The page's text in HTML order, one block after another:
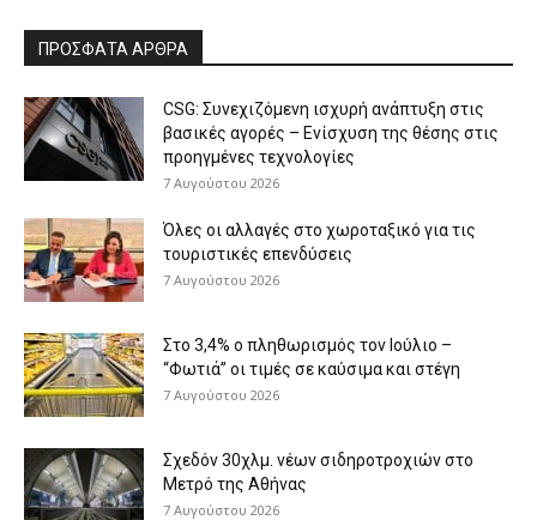
ΠΡΟΣΦΑΤΑ ΑΡΘΡΑ
CSG: Συνεχιζόμενη ισχυρή ανάπτυξη στις
βασικές αγορές – Ενίσχυση της θέσης στις
προηγμένες τεχνολογίες
7 Αυγούστου 2026
Όλες οι αλλαγές στο χωροταξικό για τις
τουριστικές επενδύσεις
7 Αυγούστου 2026
Στο 3,4% ο πληθωρισμός τον Ιούλιο –
“Φωτιά” οι τιμές σε καύσιμα και στέγη
7 Αυγούστου 2026
Σχεδόν 30χλμ. νέων σιδηροτροχιών στο
Μετρό της Αθήνας
7 Αυγούστου 2026